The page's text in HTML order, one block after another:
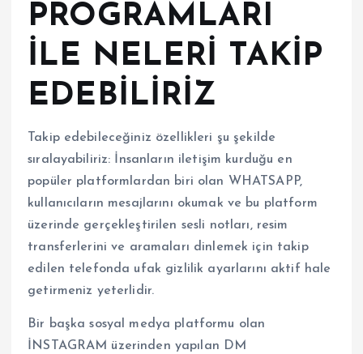
PROGRAMLARI
İLE NELERİ TAKİP
EDEBİLİRİZ
Takip edebileceğiniz özellikleri şu şekilde
sıralayabiliriz: İnsanların iletişim kurduğu en
popüler platformlardan biri olan WHATSAPP,
kullanıcıların mesajlarını okumak ve bu platform
üzerinde gerçekleştirilen sesli notları, resim
transferlerini ve aramaları dinlemek için takip
edilen telefonda ufak gizlilik ayarlarını aktif hale
getirmeniz yeterlidir.
Bir başka sosyal medya platformu olan
İNSTAGRAM üzerinden yapılan DM